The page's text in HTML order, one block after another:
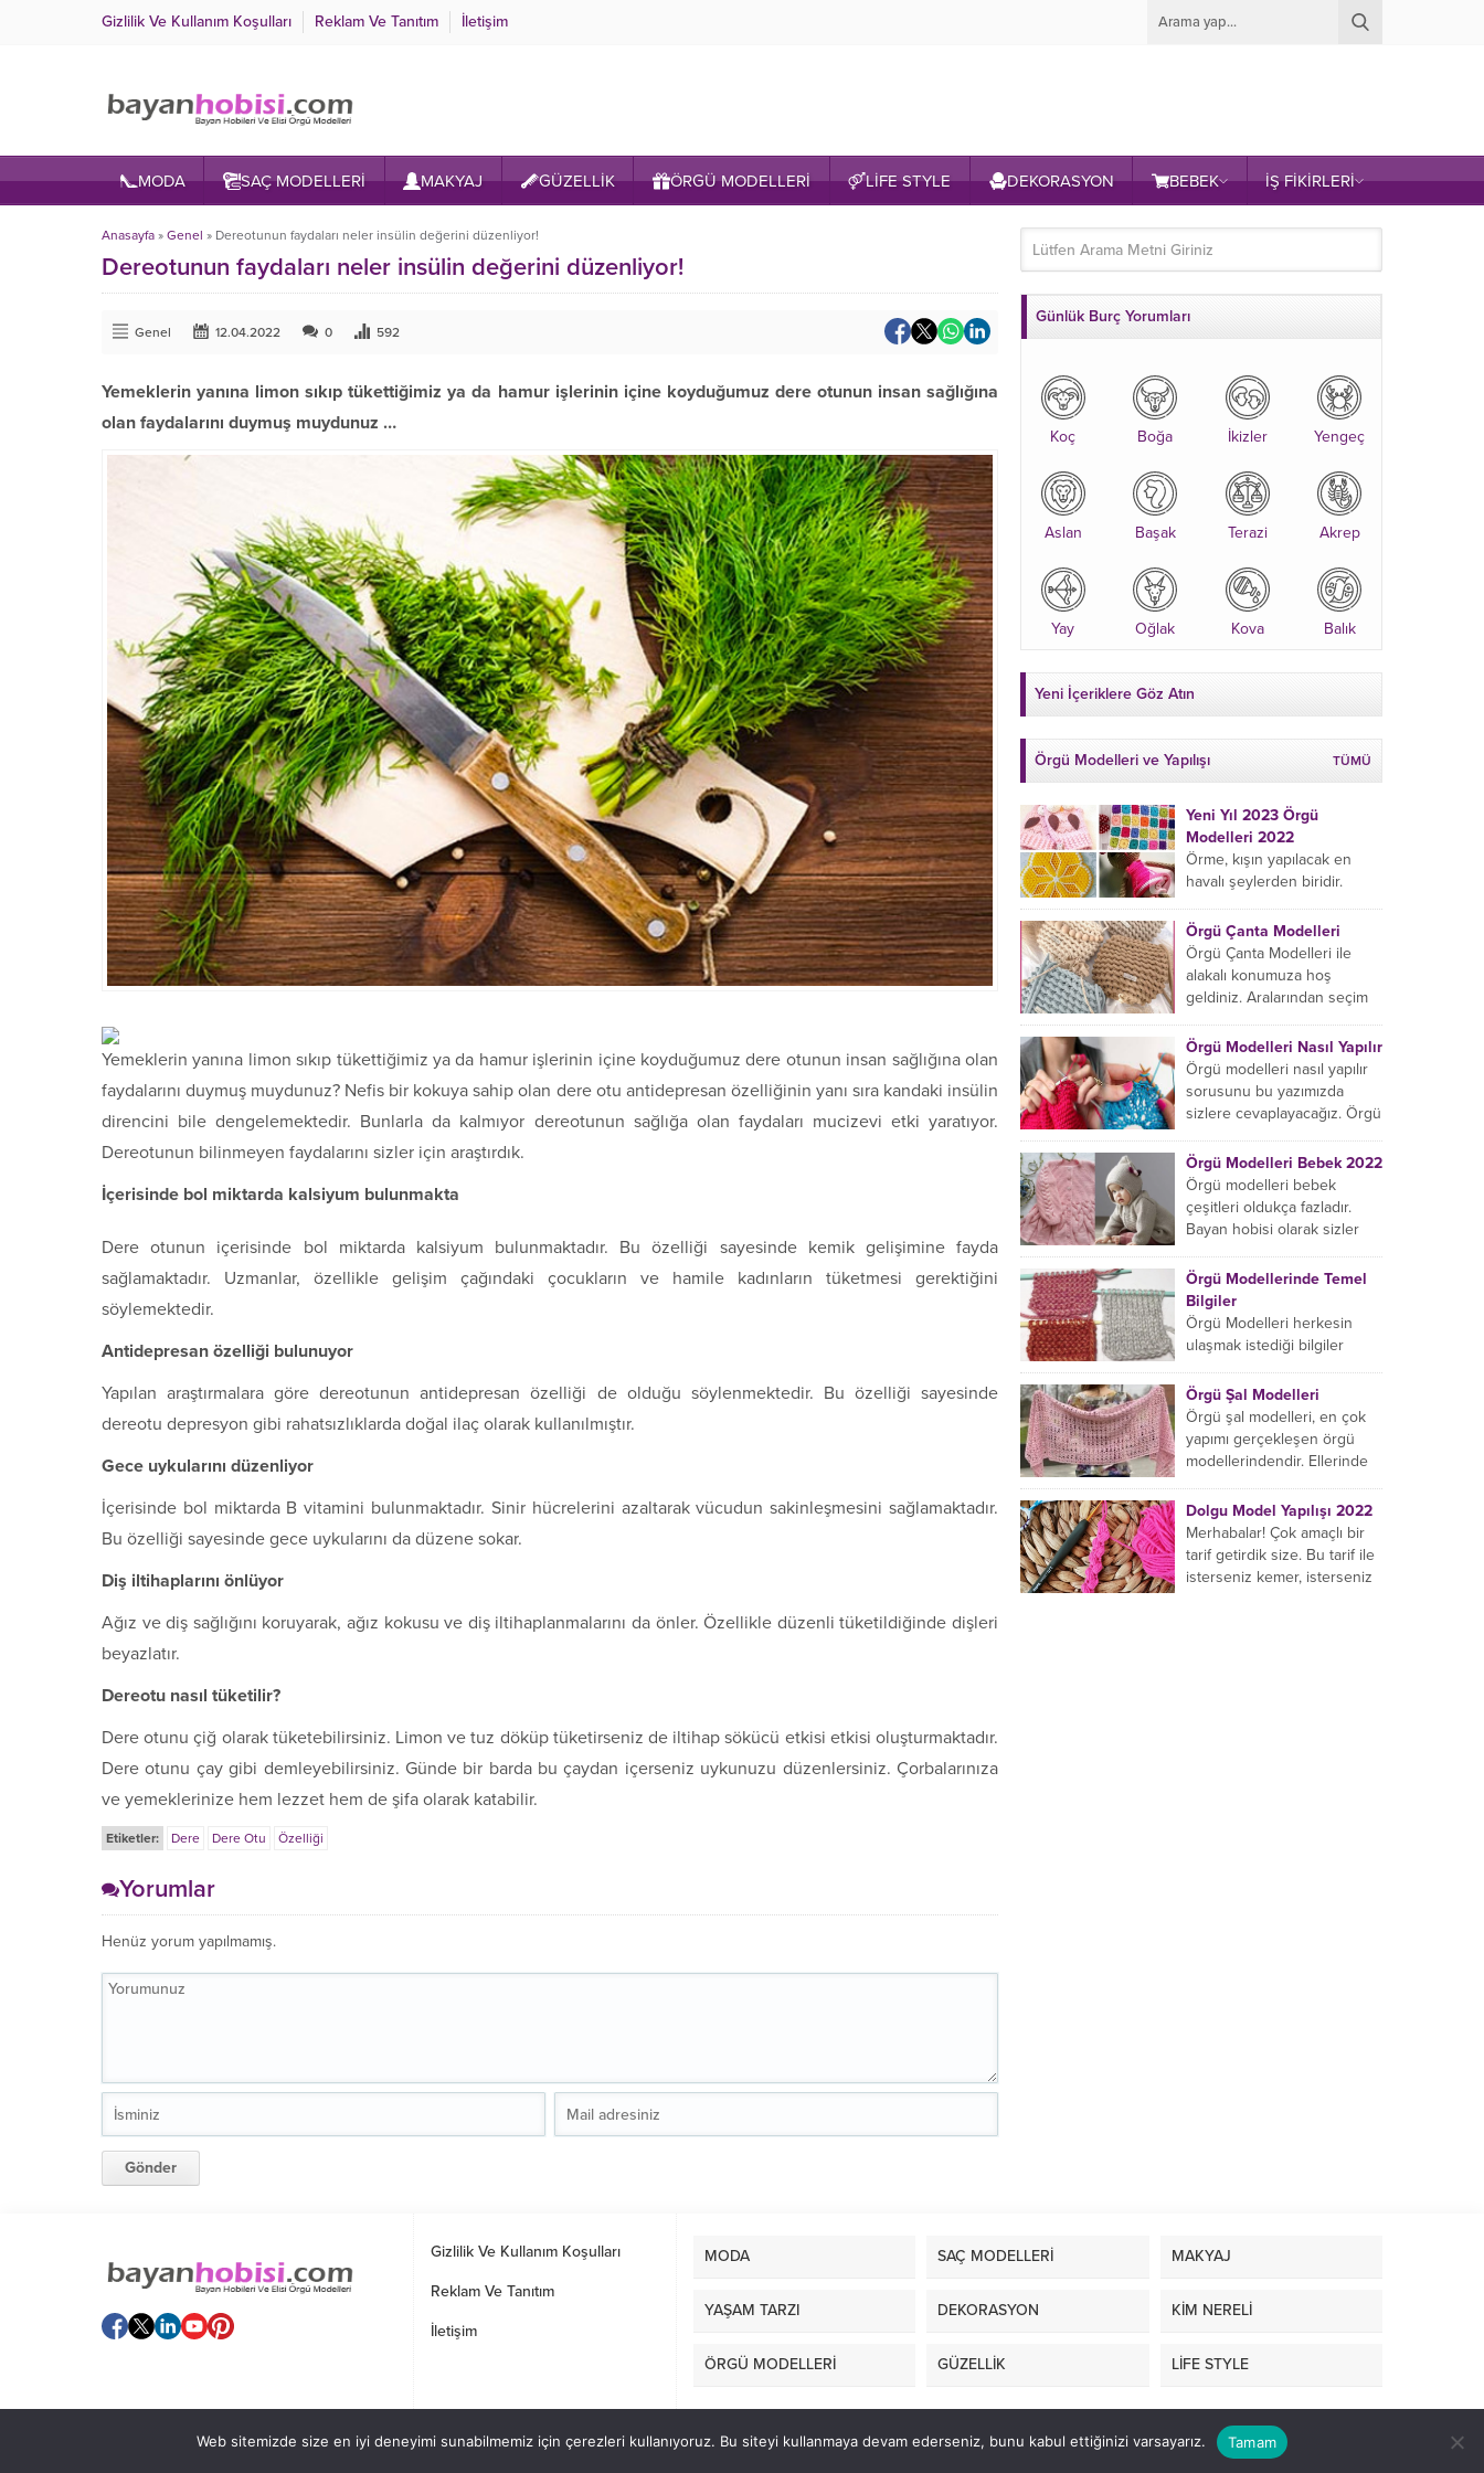
Gizlilik Ve Kullanım Koşulları Reklam Ve Tanıtım İletişim
MODA SAÇ MODELLERİ MAKYAJ GÜZELLİK ÖRGÜ MODELLERİ LİFE STYLE DEKORASYON BEBEK İŞ FİKİRLERİ
Anasayfa » Genel » Dereotunun faydaları neler insülin değerini düzenliyor!
Dereotunun faydaları neler insülin değerini düzenliyor!
Genel 12.04.2022 0 592
Yemeklerin yanına limon sıkıp tükettiğimiz ya da hamur işlerinin içine koyduğumuz dere otunun insan sağlığına
olan faydalarını duymuş muydunuz …
Yemeklerin yanına limon sıkıp tükettiğimiz ya da hamur işlerinin içine koyduğumuz dere otunun insan sağlığına olan
faydalarını duymuş muydunuz? Nefis bir kokuya sahip olan dere otu antidepresan özelliğinin yanı sıra kandaki insülin
direncini bile dengelemektedir. Bunlarla da kalmıyor dereotunun sağlığa olan faydaları mucizevi etki yaratıyor.
Dereotunun bilinmeyen faydalarını sizler için araştırdık.
İçerisinde bol miktarda kalsiyum bulunmakta
Dere otunun içerisinde bol miktarda kalsiyum bulunmaktadır. Bu özelliği sayesinde kemik gelişimine fayda
sağlamaktadır. Uzmanlar, özellikle gelişim çağındaki çocukların ve hamile kadınların tüketmesi gerektiğini
söylemektedir.
Antidepresan özelliği bulunuyor
Yapılan araştırmalara göre dereotunun antidepresan özelliği de olduğu söylenmektedir. Bu özelliği sayesinde
dereotu depresyon gibi rahatsızlıklarda doğal ilaç olarak kullanılmıştır.
Gece uykularını düzenliyor
İçerisinde bol miktarda B vitamini bulunmaktadır. Sinir hücrelerini azaltarak vücudun sakinleşmesini sağlamaktadır.
Bu özelliği sayesinde gece uykularını da düzene sokar.
Diş iltihaplarını önlüyor
Ağız ve diş sağlığını koruyarak, ağız kokusu ve diş iltihaplanmalarını da önler. Özellikle düzenli tüketildiğinde dişleri
beyazlatır.
Dereotu nasıl tüketilir?
Dere otunu çiğ olarak tüketebilirsiniz. Limon ve tuz döküp tüketirseniz de iltihap sökücü etkisi etkisi oluşturmaktadır.
Dere otunu çay gibi demleyebilirsiniz. Günde bir barda bu çaydan içerseniz uykunuzu düzenlersiniz. Çorbalarınıza
ve yemeklerinize hem lezzet hem de şifa olarak katabilir.
Etiketler: Dere Dere Otu Özelliği
Yorumlar
Henüz yorum yapılmamış.
Günlük Burç Yorumları
Koç Boğa İkizler Yengeç
Aslan Başak Terazi Akrep
Yay Oğlak Kova Balık
Yeni İçeriklere Göz Atın
Örgü Modelleri ve Yapılışı TÜMÜ
Yeni Yıl 2023 Örgü
Modelleri 2022
Örme, kışın yapılacak en
havalı şeylerden biridir.
bir parça eklemeyi ve
sevdiklerinize hediye etmeyi
öğrenmeye yeni
başlıyorsanız...
Örgü Çanta Modelleri
Örgü Çanta Modelleri ile
alakalı konumuza hoş
geldiniz. Aralarından seçim
çanta modelleri var ama
hangisinin size uygun...
Örgü Modelleri Nasıl Yapılır
Örgü modelleri nasıl yapılır
sorusunu bu yazımızda
sizlere cevaplayacağız. Örgü
rahatlatıcıdır. Bunun dışında
örgü örmede yaratıcı olmak...
Örgü Modelleri Bebek 2022
Örgü modelleri bebek
çeşitleri oldukça fazladır.
Bayan hobisi olarak sizler
Bu açıdan sizlere birkaç
örnek vereceğiz....
Örgü Modellerinde Temel
Bilgiler
Örgü Modelleri herkesin
ulaşmak istediği bilgiler
olarak girmiş olduğumuz
içeriğe hoş geldiniz. Bu
konuda yeniyseniz, Örgü
Modellerinin...
Örgü Şal Modelleri
Örgü şal modelleri, en çok
yapımı gerçekleşen örgü
modellerindendir. Ellerinde
yaptığı birçok farklı şal
modeli mevcuttur....
Dolgu Model Yapılışı 2022
Merhabalar! Çok amaçlı bir
tarif getirdik size. Bu tarif ile
isterseniz kemer, isterseniz
Gizlilik Ve Kullanım Koşulları
Reklam Ve Tanıtım
İletişim
MODA SAÇ MODELLERİ MAKYAJ
YAŞAM TARZI DEKORASYON KİM NERELİ
ÖRGÜ MODELLERİ GÜZELLİK LİFE STYLE
masa sandalye kiralama|Smok
Web sitemizde size en iyi deneyimi sunabilmemiz için çerezleri kullanıyoruz. Bu siteyi kullanmaya devam ederseniz, bunu kabul ettiğinizi varsayarız. Tamam